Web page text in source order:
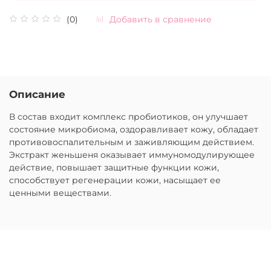
(0) Добавить в сравнение
Описание
В состав входит комплекс пробиотиков, он улучшает
состояние микробиома, оздоравливает кожу, обладает
противовоспалительным и заживляющим действием.
Экстракт женьшеня оказывает иммуномодулирующее
действие, повышает защитные функции кожи,
способствует регенерации кожи, насыщает ее
ценными веществами.